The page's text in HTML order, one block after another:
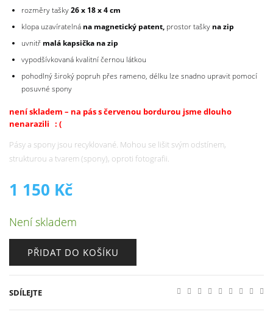
rozměry tašky26 x 18 x 4 cm
klopa uzavíratelná na magnetický patent, prostor tašky na zip
uvnitř malá kapsička na zip
vypodšívkovaná kvalitní černou látkou
pohodlný široký popruh přes rameno, délku lze snadno upravit pomocí
posuvné spony
není skladem – na pás s červenou bordurou jsme dlouho
nenarazili : (
Pásy a spony jsou recyklované. Mohou se lišit svým odstínem,
strukturou a tvarem (spony), oproti fotografii.
1 150 Kč
Není skladem
PŘIDAT DO KOŠÍKU
SDÍLEJTE